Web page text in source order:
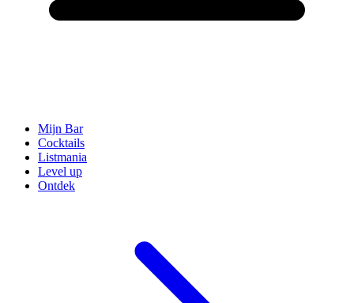
Mijn Bar
Cocktails
Listmania
Level up
Ontdek